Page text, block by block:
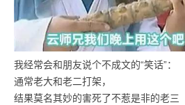
我经常会和朋友说个不成文的“笑话”：
通常老大和老二打架，
结果莫名其妙的害死了不惹是非的老三